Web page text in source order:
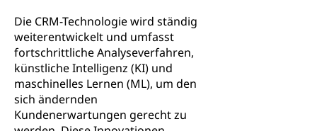
Die CRM-Technologie wird ständig
weiterentwickelt und umfasst
fortschrittliche Analyseverfahren,
künstliche Intelligenz (KI) und
maschinelles Lernen (ML), um den
sich ändernden
Kundenerwartungen gerecht zu